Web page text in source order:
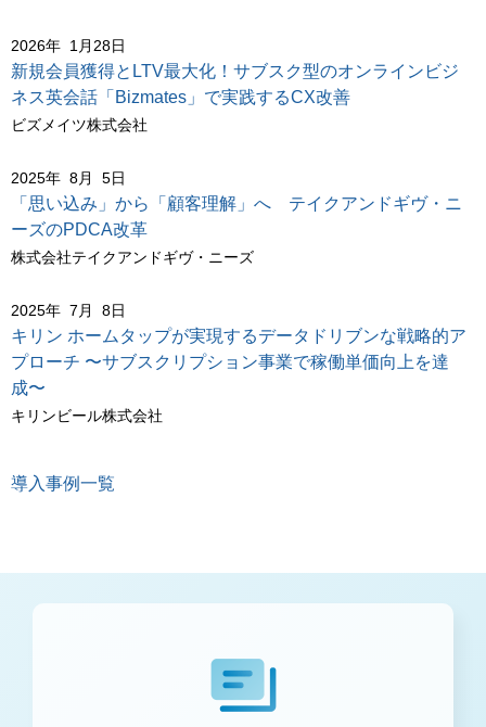
2026年 1月28日
新規会員獲得とLTV最大化！サブスク型のオンラインビジ
ネス英会話「Bizmates」で実践するCX改善
ビズメイツ株式会社
2025年 8月 5日
「思い込み」から「顧客理解」へ テイクアンドギヴ・ニ
ーズのPDCA改革
株式会社テイクアンドギヴ・ニーズ
2025年 7月 8日
キリン ホームタップが実現するデータドリブンな戦略的ア
プローチ 〜サブスクリプション事業で稼働単価向上を達
成〜
キリンビール株式会社
導入事例一覧